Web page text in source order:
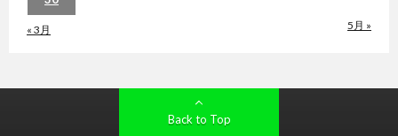
« 3月 5月 »
Back to Top